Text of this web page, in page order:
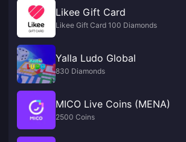
Likee Gift Card
Likee Gift Card 100 Diamonds
Yalla Ludo Global
830 Diamonds
MICO Live Coins (MENA)
2500 Coins